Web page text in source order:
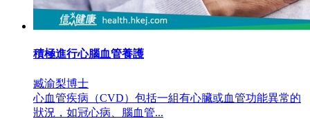
積極進行心腦血管養護
臧渝梨博士
心血管疾病（CVD）包括一組有心臟或血管功能異常的
狀況，如冠心病、腦血管...